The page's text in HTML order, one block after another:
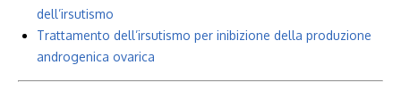
dell’irsutismo
Trattamento dell’irsutismo per inibizione della produzione
androgenica ovarica